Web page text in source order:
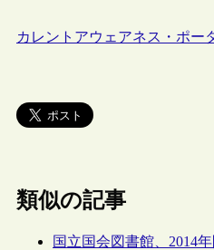
カレントアウェアネス・ポー
類似の記事
国立国会図書館、2014